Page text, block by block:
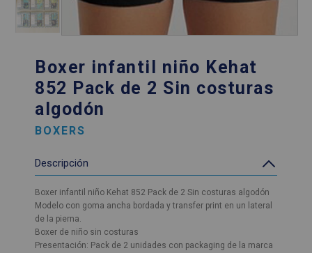
Boxer infantil niño Kehat
852 Pack de 2 Sin costuras
algodón
BOXERS
Descripción
Boxer infantil niño Kehat 852 Pack de 2 Sin costuras algodón
Modelo con goma ancha bordada y transfer print en un lateral
de la pierna.
Boxer de niño sin costuras
Presentación: Pack de 2 unidades con packaging de la marca